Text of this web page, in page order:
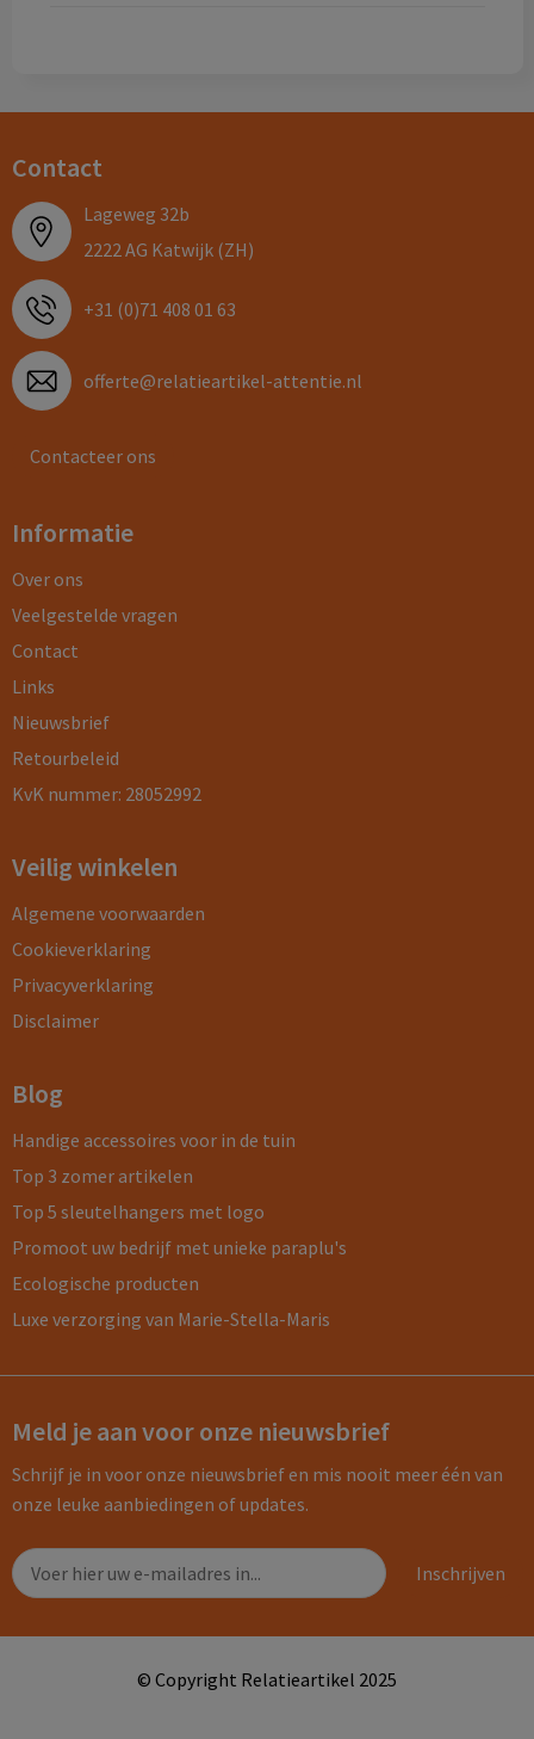
Contact
Lageweg 32b
2222 AG Katwijk (ZH)
+31 (0)71 408 01 63
offerte@relatieartikel-attentie.nl
Contacteer ons
Informatie
Over ons
Veelgestelde vragen
Contact
Links
Nieuwsbrief
Retourbeleid
KvK nummer: 28052992
Veilig winkelen
Algemene voorwaarden
Cookieverklaring
Privacyverklaring
Disclaimer
Blog
Handige accessoires voor in de tuin
Top 3 zomer artikelen
Top 5 sleutelhangers met logo
Promoot uw bedrijf met unieke paraplu's
Ecologische producten
Luxe verzorging van Marie-Stella-Maris
Meld je aan voor onze nieuwsbrief
Schrijf je in voor onze nieuwsbrief en mis nooit meer één van
onze leuke aanbiedingen of updates.
© Copyright Relatieartikel 2025